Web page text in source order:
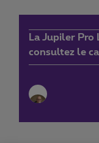
La Jupiler Pro
consultez le